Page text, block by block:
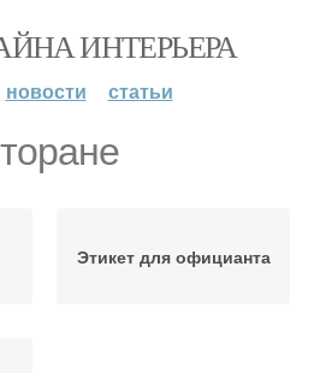
ИНТЕРЬЕРА
новости статьи
Этикет для официанта